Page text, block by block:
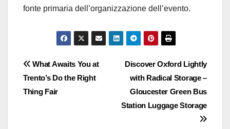
fonte primaria dell’organizzazione dell’evento.
Post
navigation
Discover Oxford Lightly
with Radical Storage –
Gloucester Green Bus
Station Luggage Storage
What Awaits You at
Trento’s Do the Right
Thing Fair